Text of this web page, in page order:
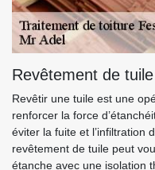
Revêtement de tuile
Revêtir une tuile est une
renforcer la force
éviter la fuite et l’infiltration
revêtement de tuile peut
étanche avec une isolation